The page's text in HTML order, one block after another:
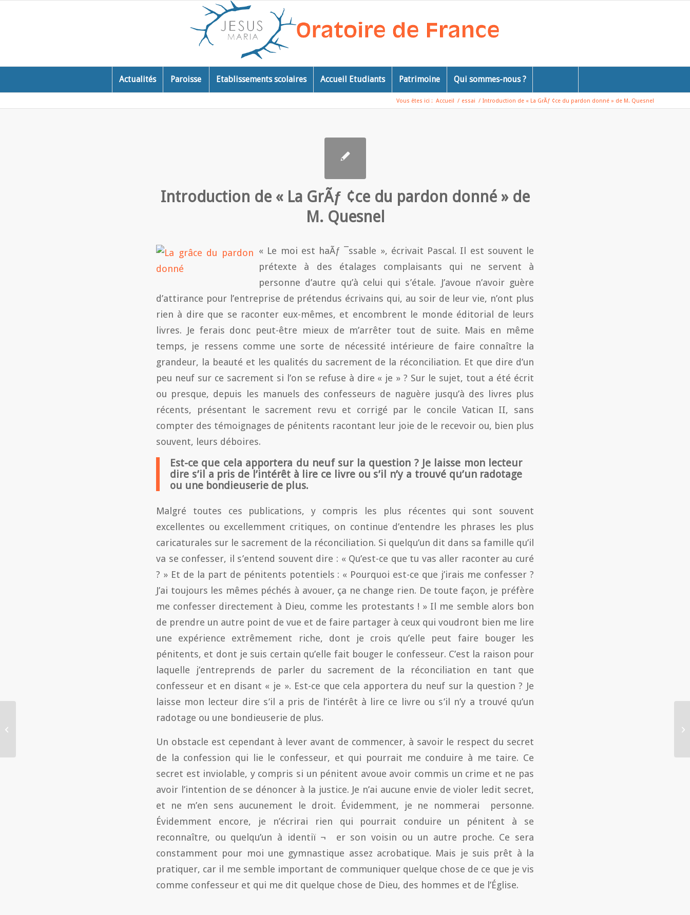
Actualités Paroisse Etablissements scolaires Accueil Etudiants Patrimoine Qui sommes-nous ?
Vous êtes ici : Accueil / essai / Introduction de « La GrÃƒ ¢ce du pardon donné » de M. Quesnel
Introduction de « La GrÃƒ ¢ce du pardon donné » de
M. Quesnel
« Le moi est haÃƒ ¯ssable », écrivait Pascal. Il est souvent le
prétexte à des étalages complaisants qui ne servent à
personne d’autre qu’à celui qui s’étale. J’avoue n’avoir guère
d’attirance pour l’entreprise de prétendus écrivains qui, au soir de leur vie, n’ont plus
rien à dire que se raconter eux-mêmes, et encombrent le monde éditorial de leurs
livres. Je ferais donc peut-être mieux de m’arrêter tout de suite. Mais en même
temps, je ressens comme une sorte de nécessité intérieure de faire connaître la
grandeur, la beauté et les qualités du sacrement de la réconciliation. Et que dire d’un
peu neuf sur ce sacrement si l’on se refuse à dire « je » ? Sur le sujet, tout a été écrit
ou presque, depuis les manuels des confesseurs de naguère jusqu’à des livres plus
récents, présentant le sacrement revu et corrigé par le concile Vatican II, sans
compter des témoignages de pénitents racontant leur joie de le recevoir ou, bien plus
souvent, leurs déboires.
Est-ce que cela apportera du neuf sur la question ? Je laisse mon lecteur
dire s’il a pris de l’intérêt à lire ce livre ou s’il n’y a trouvé qu’un radotage
ou une bondieuserie de plus.
Malgré toutes ces publications, y compris les plus récentes qui sont souvent
excellentes ou excellemment critiques, on continue d’entendre les phrases les plus
caricaturales sur le sacrement de la réconciliation. Si quelqu’un dit dans sa famille qu’il
va se confesser, il s’entend souvent dire : « Qu’est-ce que tu vas aller raconter au curé
? » Et de la part de pénitents potentiels : « Pourquoi est-ce que j’irais me confesser ?
J’ai toujours les mêmes péchés à avouer, ça ne change rien. De toute façon, je préfère
me confesser directement à Dieu, comme les protestants ! » Il me semble alors bon
de prendre un autre point de vue et de faire partager à ceux qui voudront bien me lire
une expérience extrêmement riche, dont je crois qu’elle peut faire bouger les
pénitents, et dont je suis certain qu’elle fait bouger le confesseur. C’est la raison pour
laquelle j’entreprends de parler du sacrement de la réconciliation en tant que
confesseur et en disant « je ». Est-ce que cela apportera du neuf sur la question ? Je
laisse mon lecteur dire s’il a pris de l’intérêt à lire ce livre ou s’il n’y a trouvé qu’un
radotage ou une bondieuserie de plus.
Un obstacle est cependant à lever avant de commencer, à savoir le respect du secret
de la confession qui lie le confesseur, et qui pourrait me conduire à me taire. Ce
secret est inviolable, y compris si un pénitent avoue avoir commis un crime et ne pas
avoir l’intention de se dénoncer à la justice. Je n’ai aucune envie de violer ledit secret,
et ne m’en sens aucunement le droit. Évidemment, je ne nommerai personne.
Évidemment encore, je n’écrirai rien qui pourrait conduire un pénitent à se
reconnaître, ou quelqu’un à identiï ¬  er son voisin ou un autre proche. Ce sera
constamment pour moi une gymnastique assez acrobatique. Mais je suis prêt à la
pratiquer, car il me semble important de communiquer quelque chose de ce que je vis
comme confesseur et qui me dit quelque chose de Dieu, des hommes et de l’Église.